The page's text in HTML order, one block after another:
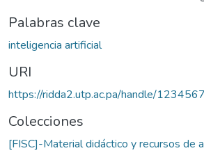
Palabras clave
inteligencia artificial
URI
https://ridda2.utp.ac.pa/handle/
Colecciones
[FISC]-Material didáctico y recursos de